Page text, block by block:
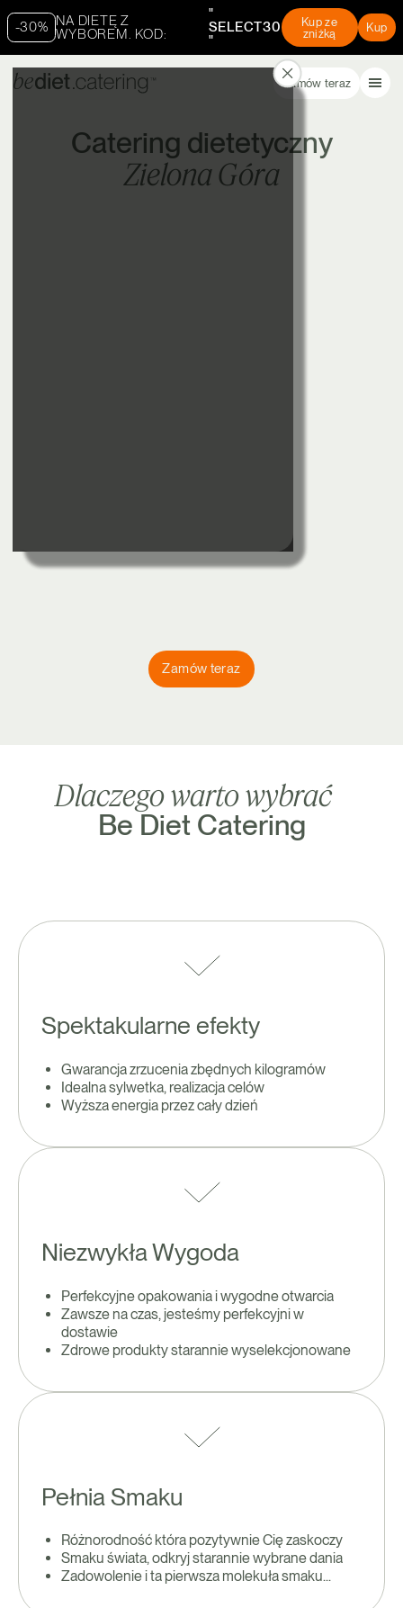
-30% NA DIETĘ Z
WYBOREM. KOD:
"
SELECT30
"
Kup ze
zniżką
Kup
Zamów teraz
Catering dietetyczny
Zielona Góra
Zamów teraz
Dlaczego warto wybrać
Be Diet Catering
Spektakularne efekty
Gwarancja zrzucenia zbędnych kilogramów
Idealna sylwetka, realizacja celów
Wyższa energia przez cały dzień
Niezwykła Wygoda
Perfekcyjne opakowania i wygodne otwarcia
Zawsze na czas, jesteśmy perfekcyjni w
dostawie
Zdrowe produkty starannie wyselekcjonowane
Pełnia Smaku
Różnorodność która pozytywnie Cię zaskoczy
Smaku świata, odkryj starannie wybrane dania
Zadowolenie i ta pierwsza molekuła smaku...